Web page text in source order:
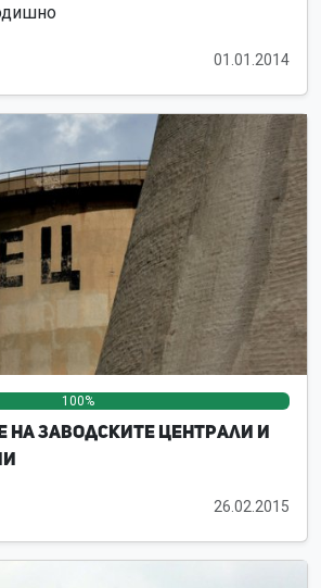
01.01.2014
100%
на заводските централи и
26.02.2015